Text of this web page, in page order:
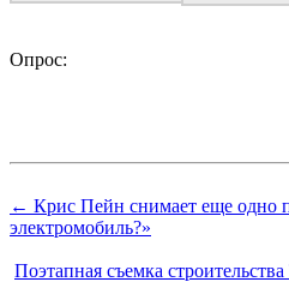
Опрос:
← Крис Пейн снимает еще одно
электромобиль?»
Поэтапная съемка